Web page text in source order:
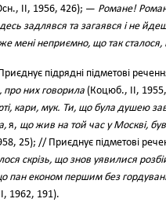
II, 1956, 426); — Романе!
задлявся та загаявся і не
мені неприємно, що так
підрядні підметові
про них говорила (Коцюб., II,
кари, мук. Ти, що була душею
я, що жив на той час у Москві, був
25); // Приєднує підметові
скрізь, що знов уявилися
пан економ першим без
1962, 191).